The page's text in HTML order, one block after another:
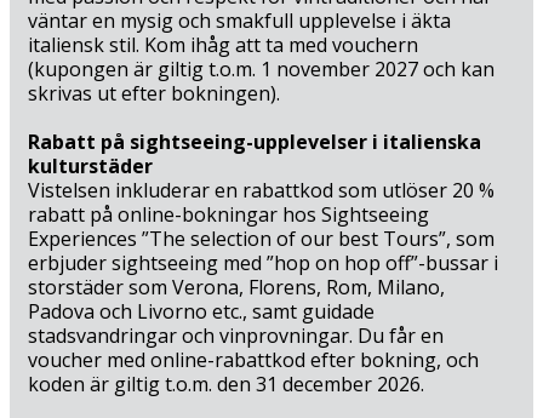
från hamnen i Peschiera del Garda (2 km) och se hela
härligheten från vattnet.
väntar en mysig och smakfull upplevelse i äkta
italiensk stil. Kom ihåg att ta med vouchern
(kupongen är giltig t.o.m. 1 november 2027 och kan
skrivas ut efter bokningen).
Rabatt på sightseeing-upplevelser i italienska
kulturstäder
Vistelsen inkluderar en rabattkod som utlöser 20 %
rabatt på online-bokningar hos Sightseeing
Experiences ”The selection of our best Tours”, som
erbjuder sightseeing med ”hop on hop off”-bussar i
storstäder som Verona, Florens, Rom, Milano,
Padova och Livorno etc., samt guidade
stadsvandringar och vinprovningar. Du får en
voucher med online-rabattkod efter bokning, och
koden är giltig t.o.m. den 31 december 2026.